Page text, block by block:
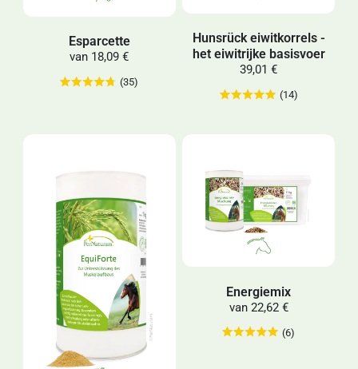
Esparcette
van 18,09 €
(35)
Hunsrück eiwitkorrels -
het eiwitrijke basisvoer
39,01 €
(14)
Energiemix
van22,62 €
(6)